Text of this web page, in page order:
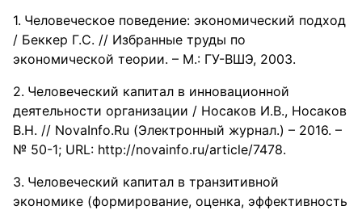
Человеческое поведение: экономический подход
/ Беккер Г.С. // Избранные труды по
экономической теории. – М.: ГУ-ВШЭ, 2003.
Человеческий капитал в инновационной
деятельности организации / Носаков И.В., Носаков
В.Н. // NovaInfo.Ru (Электронный журнал.) – 2016. –
№ 50-1; URL: http://novainfo.ru/article/7478.
Человеческий капитал в транзитивной
экономике (формирование, оценка, эффективность